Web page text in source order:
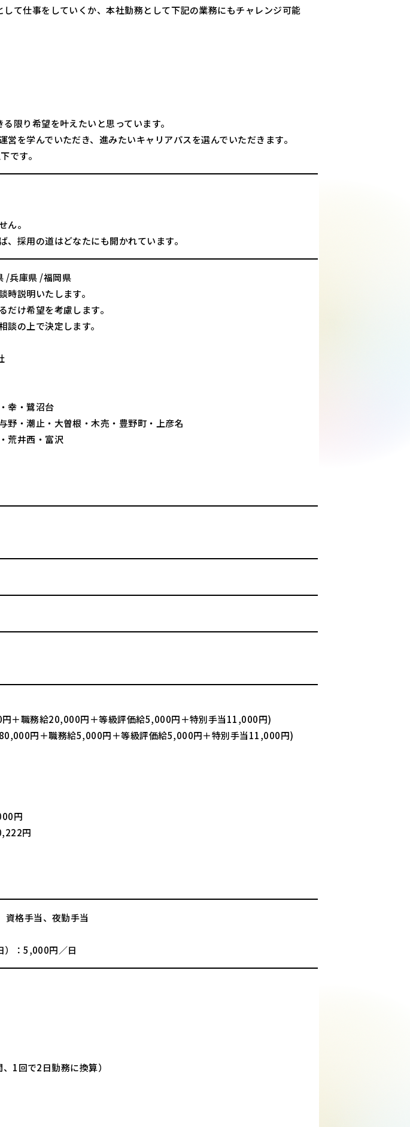
て仕事をしていくか、本社勤務として下記の業務にもチャレンジ可能
限り希望を叶えたいと思っています。
を学んでいただき、進みたいキャリアパスを選んでいただきます。
です。
ん。
採用の道はどなたにも開かれています。
/兵庫県 /福岡県
時説明いたします。
け希望を考慮します。
の上で決定します。
幸・鷺沼台
・潮止・大曽根・木売・豊野町・上彦名
荒井西・富沢
＋職務給20,000円＋等級評価給5,000円＋特別手当11,000円)
円＋職務給5,000円＋等級評価給5,000円＋特別手当11,000円)
円
円
資格手当、夜勤手当
：5,000円／日
1回で2日勤務に換算）